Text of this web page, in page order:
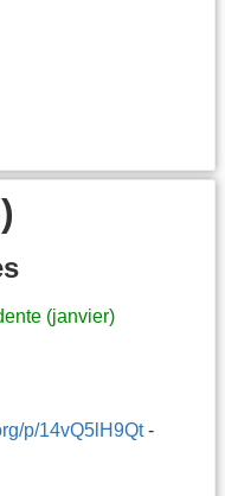
(janvier)
p/14vQ5lH9Qt-